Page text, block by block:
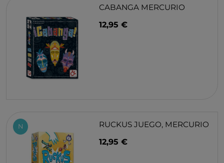
CABANGA MERCURIO
12,95 €
RUCKUS JUEGO, MERCURIO
12,95 €
N